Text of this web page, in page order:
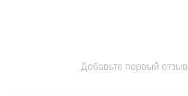
Добавьте первый отзыв